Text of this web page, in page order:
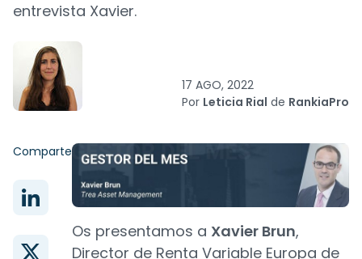
entrevista Xavier.
17 AGO, 2022
Por Leticia Rial de RankiaPro
Comparte
Os presentamos a Xavier Brun,
Director de Renta Variable Europa de